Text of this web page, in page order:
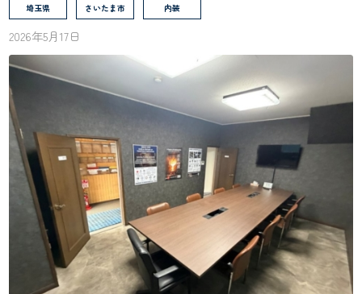
埼玉県 さいたま市 内装
2026年5月17日